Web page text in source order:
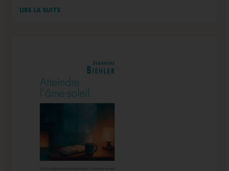
LIRE LA SUITE